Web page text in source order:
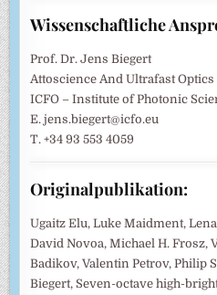
Wissenschaftliche
Prof. Dr. Jens Biegert
Attoscience And Ultrafast Optics
ICFO – Institute of Photonic
E. jens.biegert@icfo.eu
T. +34 93 553 4059
Originalpublikation:
Ugaitz Elu, Luke Maidment,
David Novoa, Michael H. Frosz,
Badikov, Valentin Petrov, Philip
Biegert, Seven-octave high-